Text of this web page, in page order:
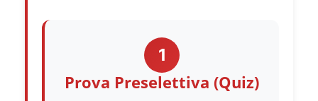
1
Prova Preselettiva (Quiz)